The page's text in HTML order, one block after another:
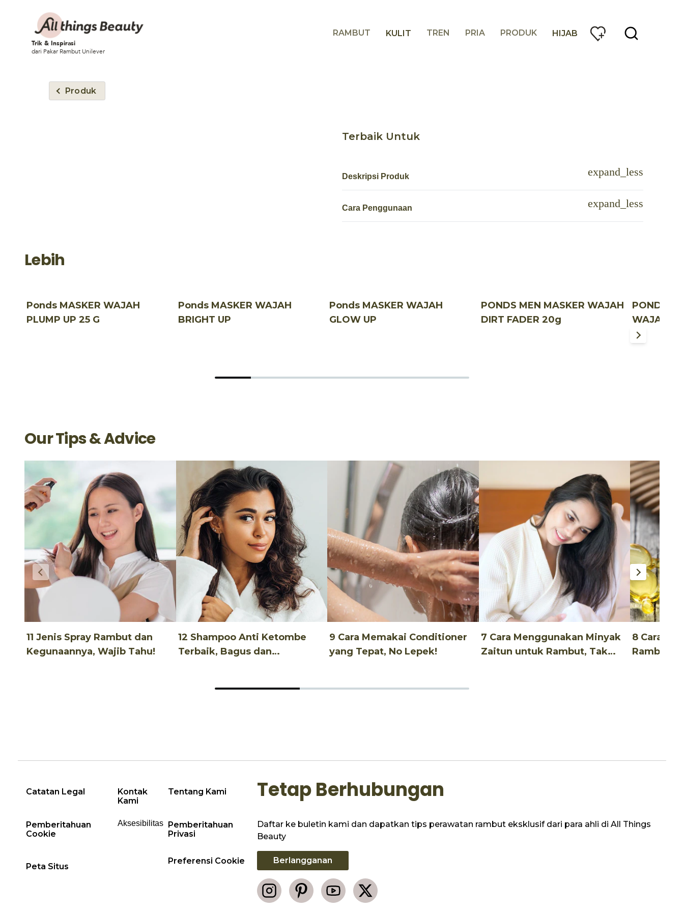
Trik & Inspirasi
dari Pakar Rambut Unilever
RAMBUT KULIT TREN PRIA PRODUK HIJAB
Produk
Terbaik Untuk
Deskripsi Produk
Cara Penggunaan
Lebih
Ponds MASKER WAJAH
PLUMP UP 25 G
Ponds MASKER WAJAH
BRIGHT UP
Ponds MASKER WAJAH
GLOW UP
PONDS MEN MASKER WAJAH
DIRT FADER 20g
PONDS
WAJAH
Our Tips & Advice
11 Jenis Spray Rambut dan
Kegunaannya, Wajib Tahu!
12 Shampoo Anti Ketombe
Terbaik, Bagus dan
9 Cara Memakai Conditioner
yang Tepat, No Lepek!
7 Cara Menggunakan Minyak
Zaitun untuk Rambut, Tak
8 Cara
Rambut
Catatan Legal
Pemberitahuan
Cookie
Peta Situs
Kontak
Kami
Aksesibilitas
Tentang Kami
Pemberitahuan
Privasi
Preferensi Cookie
Tetap Berhubungan
Daftar ke buletin kami dan dapatkan tips perawatan rambut eksklusif dari para ahli di All Things
Beauty
Berlangganan